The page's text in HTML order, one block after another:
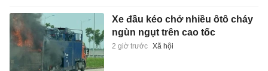
Xe đầu kéo chở nhiều ôtô cháy
ngùn ngụt trên cao tốc
2 giờ trước Xã hội